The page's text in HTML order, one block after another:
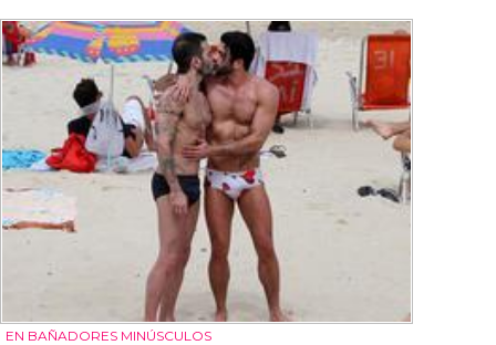
EN BAÑADORES MINÚSCULOS